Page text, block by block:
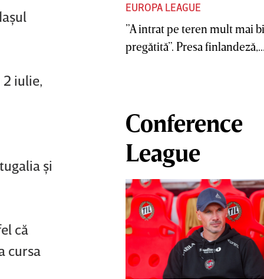
2 iulie,
şi
că
cursa
EUROPA LEAGUE
”A intrat pe teren mult mai
pregătită”. Presa
Conference
League